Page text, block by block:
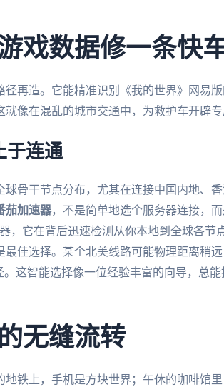
戏数据修一条快
再造。它能精准识别《我的世界》网易
像在混乱的城市交通中，为救护车开辟专
于连通
骨干节点分布，尤其在连接中国内地、
茄加速器，不是简单地选个服务器连接，
，它在背后迅速检测从你本地到全球各节
佳选择。某个北美线路可能物理距离稍
这智能选择像一位经验丰富的向导，总
无缝流转
铁上，手机是方块世界；午休的咖啡馆里